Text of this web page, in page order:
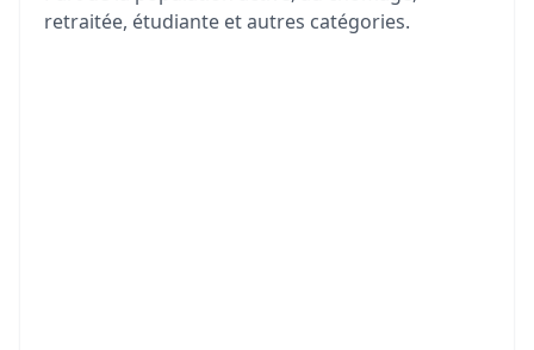
retraitée, étudiante et autres catégories.